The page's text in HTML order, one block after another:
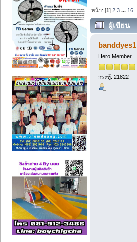
หน้า: [1]2 3 ... 16
ผู้เขียน
ครั้ง)
banddyes1
Hero Member
กระทู้: 21822